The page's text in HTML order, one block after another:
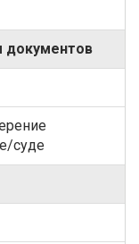
документов
суде